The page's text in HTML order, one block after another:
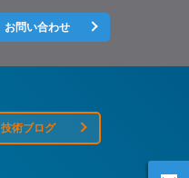
お問い合わせ
技術ブログ